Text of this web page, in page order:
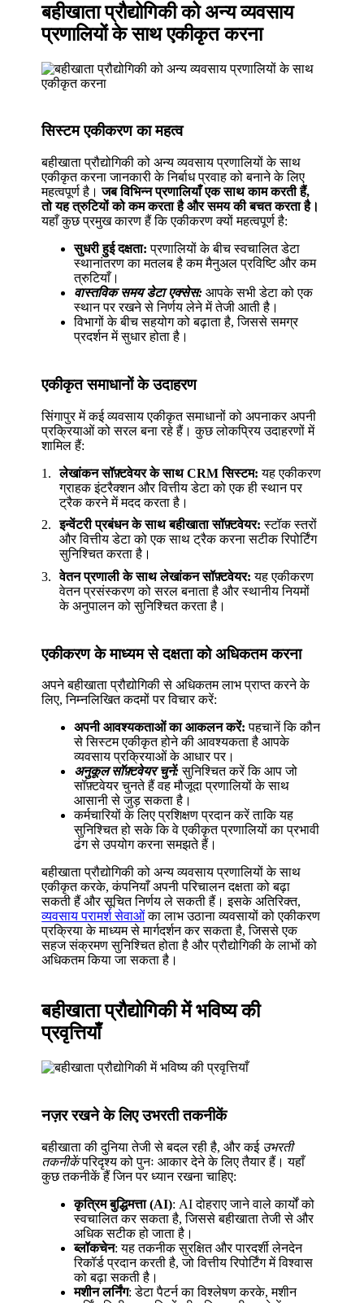
बहीखाता प्रौद्योगिकी को अन्य व्यवसाय
प्रणालियों के साथ एकीकृत करना
सिस्टम एकीकरण का महत्व
बहीखाता प्रौद्योगिकी को अन्य व्यवसाय प्रणालियों के साथ
एकीकृत करना जानकारी के निर्बाध प्रवाह को बनाने के लिए
महत्वपूर्ण है।जब विभिन्न प्रणालियाँ एक साथ काम करती हैं,
तो यह त्रुटियों को कम करता है और समय की बचत करता है।
यहाँ कुछ प्रमुख कारण हैं कि एकीकरण क्यों महत्वपूर्ण है:
सुधरी हुई दक्षता: प्रणालियों के बीच स्वचालित डेटा
स्थानांतरण का मतलब है कम मैनुअल प्रविष्टि और कम
त्रुटियाँ।
वास्तविक समय डेटा एक्सेस: आपके सभी डेटा को एक
स्थान पर रखने से निर्णय लेने में तेजी आती है।
विभागों के बीच सहयोग को बढ़ाता है, जिससे समग्र
प्रदर्शन में सुधार होता है।
एकीकृत समाधानों के उदाहरण
सिंगापुर में कई व्यवसाय एकीकृत समाधानों को अपनाकर अपनी
प्रक्रियाओं को सरल बना रहे हैं। कुछ लोकप्रिय उदाहरणों में
शामिल हैं:
लेखांकन सॉफ़्टवेयर के साथ CRM सिस्टम: यह एकीकरण
ग्राहक इंटरैक्शन और वित्तीय डेटा को एक ही स्थान पर
ट्रैक करने में मदद करता है।
इन्वेंटरी प्रबंधन के साथ बहीखाता सॉफ़्टवेयर: स्टॉक स्तरों
और वित्तीय डेटा को एक साथ ट्रैक करना सटीक रिपोर्टिंग
सुनिश्चित करता है।
वेतन प्रणाली के साथ लेखांकन सॉफ़्टवेयर: यह एकीकरण
वेतन प्रसंस्करण को सरल बनाता है और स्थानीय नियमों
के अनुपालन को सुनिश्चित करता है।
एकीकरण के माध्यम से दक्षता को अधिकतम करना
अपने बहीखाता प्रौद्योगिकी से अधिकतम लाभ प्राप्त करने के
लिए, निम्नलिखित कदमों पर विचार करें:
अपनी आवश्यकताओं का आकलन करें: पहचानें कि कौन
से सिस्टम एकीकृत होने की आवश्यकता है आपके
व्यवसाय प्रक्रियाओं के आधार पर।
अनुकूल सॉफ़्टवेयर चुनें:सुनिश्चित करें कि आप जो
सॉफ़्टवेयर चुनते हैं वह मौजूदा प्रणालियों के साथ
आसानी से जुड़ सकता है।
कर्मचारियों के लिए प्रशिक्षण प्रदान करें ताकि यह
सुनिश्चित हो सके कि वे एकीकृत प्रणालियों का प्रभावी
ढंग से उपयोग करना समझते हैं।
बहीखाता प्रौद्योगिकी को अन्य व्यवसाय प्रणालियों के साथ
एकीकृत करके, कंपनियाँ अपनी परिचालन दक्षता को बढ़ा
सकती हैं और सूचित निर्णय ले सकती हैं। इसके अतिरिक्त,
व्यवसाय परामर्श सेवाओंका लाभ उठाना व्यवसायों को एकीकरण
प्रक्रिया के माध्यम से मार्गदर्शन कर सकता है, जिससे एक
सहज संक्रमण सुनिश्चित होता है और प्रौद्योगिकी के लाभों को
अधिकतम किया जा सकता है।
बहीखाता प्रौद्योगिकी में भविष्य की
प्रवृत्तियाँ
नज़र रखने के लिए उभरती तकनीकें
बहीखाता की दुनिया तेजी से बदल रही है, और कई उभरती
तकनीकेंपरिदृश्य को पुनः आकार देने के लिए तैयार हैं। यहाँ
कुछ तकनीकें हैं जिन पर ध्यान रखना चाहिए:
कृत्रिम बुद्धिमत्ता (AI): AI दोहराए जाने वाले कार्यों को
स्वचालित कर सकता है, जिससे बहीखाता तेजी से और
अधिक सटीक हो जाता है।
ब्लॉकचेन: यह तकनीक सुरक्षित और पारदर्शी लेनदेन
रिकॉर्ड प्रदान करती है, जो वित्तीय रिपोर्टिंग में विश्वास
को बढ़ा सकती है।
मशीन लर्निंग: डेटा पैटर्न का विश्लेषण करके, मशीन